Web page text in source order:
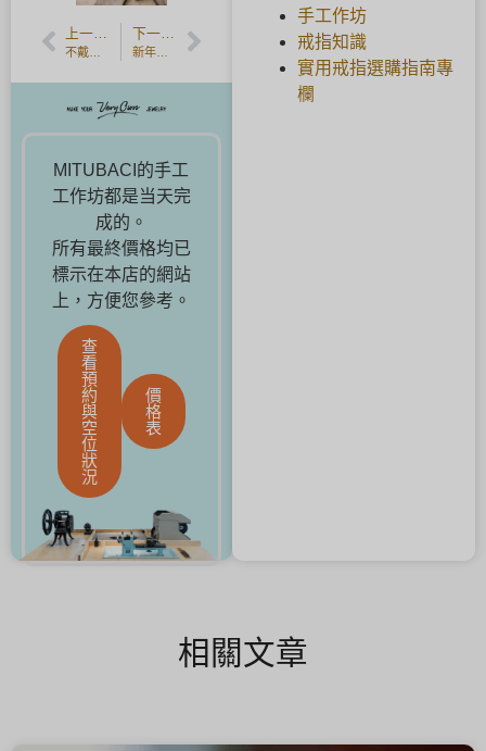
MITUBACI的手工
工作坊都是当天完
成的。
所有最終價格均已
標示在本店的網站
上，方便您參考。
查
看
預
約
與
空
位
狀
況
價
格
表
手工作坊
戒指知識
實用戒指選購指南專
欄
相關文章